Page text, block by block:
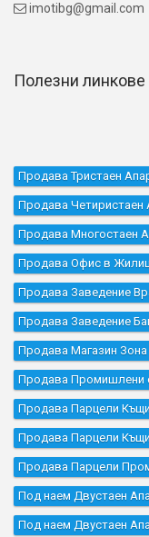
 imotibg@gmail.com
Полезни линкове
Продава Тристаен
Продава Четиристаен
Продава Многостаен
Продава Офис в
Продава Заведение
Продава Заведение
Продава Магазин Зона
Продава Промишлени
Продава Парцели
Продава Парцели
Продава Парцели
Под наем Двустаен
Под наем Двустаен